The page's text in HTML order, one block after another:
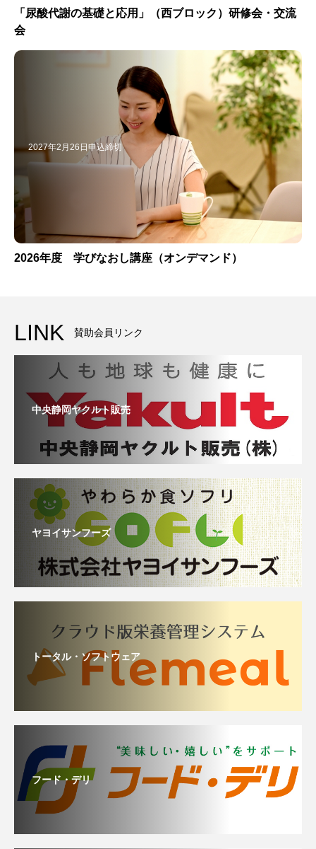
「尿酸代謝の基礎と応用」（西ブロック）研修会・交流
会
2027年2月26日申込締切
2026年度 学びなおし講座（オンデマンド）
LINK 賛助会員リンク
中央静岡ヤクルト販売
ヤヨイサンフーズ
トータル・ソフトウェア
フード・デリ